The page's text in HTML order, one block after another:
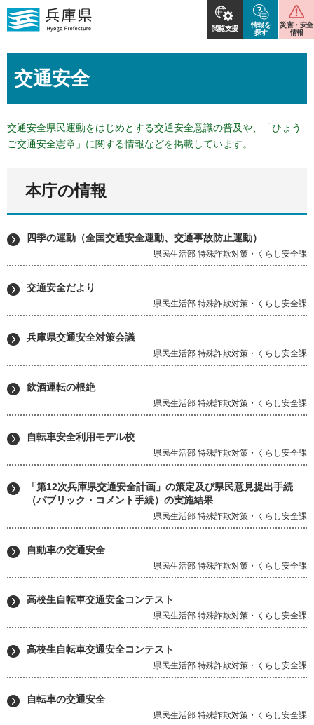
閲覧支援
情報を
探す
災害・安全
情報
交通安全
交通安全県民運動をはじめとする交通安全意識の普及や、「ひょう
ご交通安全憲章」に関する情報などを掲載しています。
本庁の情報
四季の運動（全国交通安全運動、交通事故防止運動）
県民生活部 特殊詐欺対策・くらし安全課
交通安全だより
県民生活部 特殊詐欺対策・くらし安全課
兵庫県交通安全対策会議
県民生活部 特殊詐欺対策・くらし安全課
飲酒運転の根絶
県民生活部 特殊詐欺対策・くらし安全課
自転車安全利用モデル校
県民生活部 特殊詐欺対策・くらし安全課
「第12次兵庫県交通安全計画」の策定及び県民意見提出手続
（パブリック・コメント手続）の実施結果
県民生活部 特殊詐欺対策・くらし安全課
自動車の交通安全
県民生活部 特殊詐欺対策・くらし安全課
高校生自転車交通安全コンテスト
県民生活部 特殊詐欺対策・くらし安全課
高校生自転車交通安全コンテスト
県民生活部 特殊詐欺対策・くらし安全課
自転車の交通安全
県民生活部 特殊詐欺対策・くらし安全課